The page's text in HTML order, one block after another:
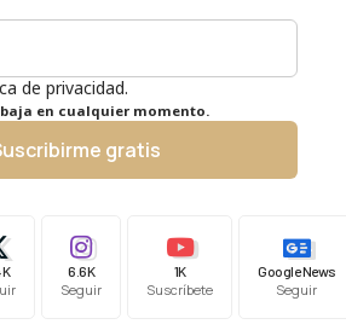
de privacidad.
en cualquier momento.
gratis
6.6K
Seguir
1K
Suscríbete
Google News
Seguir